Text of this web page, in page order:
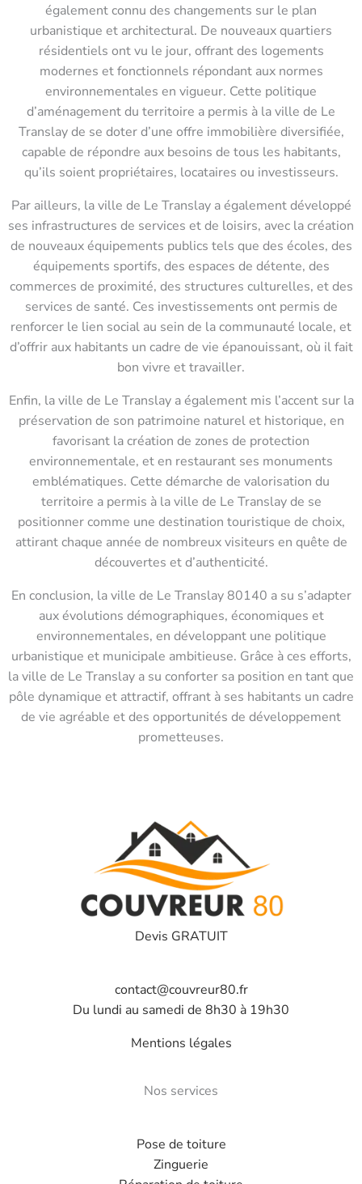
également connu des changements sur le plan
urbanistique et architectural. De nouveaux quartiers
résidentiels ont vu le jour, offrant des logements
modernes et fonctionnels répondant aux normes
environnementales en vigueur. Cette politique
d’aménagement du territoire a permis à la ville de Le
Translay de se doter d’une offre immobilière diversifiée,
capable de répondre aux besoins de tous les habitants,
qu’ils soient propriétaires, locataires ou investisseurs.
Par ailleurs, la ville de Le Translay a également développé
ses infrastructures de services et de loisirs, avec la création
de nouveaux équipements publics tels que des écoles, des
équipements sportifs, des espaces de détente, des
commerces de proximité, des structures culturelles, et des
services de santé. Ces investissements ont permis de
renforcer le lien social au sein de la communauté locale, et
d’offrir aux habitants un cadre de vie épanouissant, où il fait
bon vivre et travailler.
Enfin, la ville de Le Translay a également mis l’accent sur la
préservation de son patrimoine naturel et historique, en
favorisant la création de zones de protection
environnementale, et en restaurant ses monuments
emblématiques. Cette démarche de valorisation du
territoire a permis à la ville de Le Translay de se
positionner comme une destination touristique de choix,
attirant chaque année de nombreux visiteurs en quête de
découvertes et d’authenticité.
En conclusion, la ville de Le Translay 80140 a su s’adapter
aux évolutions démographiques, économiques et
environnementales, en développant une politique
urbanistique et municipale ambitieuse. Grâce à ces efforts,
la ville de Le Translay a su conforter sa position en tant que
pôle dynamique et attractif, offrant à ses habitants un cadre
de vie agréable et des opportunités de développement
prometteuses.
Devis GRATUIT
contact@couvreur80.fr
Du lundi au samedi de 8h30 à 19h30
Mentions légales
Nos services
Pose de toiture
Zinguerie